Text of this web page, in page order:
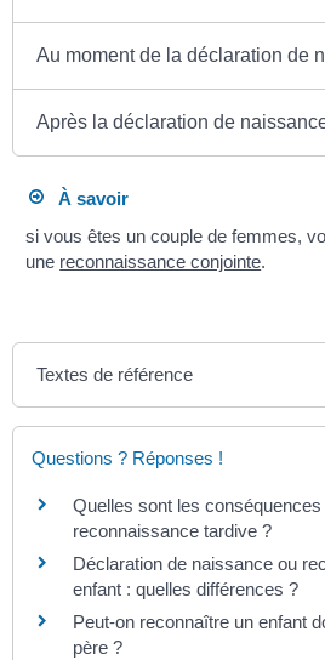
Au moment de la déclaration de
Après la déclaration de
À savoir
si vous êtes un couple de femmes,
une reconnaissance conjointe.
Textes de référence
Questions ? Réponses !
Quelles sont les conséquences
reconnaissance tardive ?
Déclaration de naissance ou
enfant : quelles différences ?
Peut-on reconnaître un enfant
père ?